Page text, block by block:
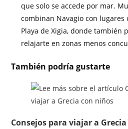
que solo se accede por mar.
combinan Navagio con lugares
Playa de Xigia, donde también
relajarte en zonas menos
También podría gustarte
Consejos para viajar a